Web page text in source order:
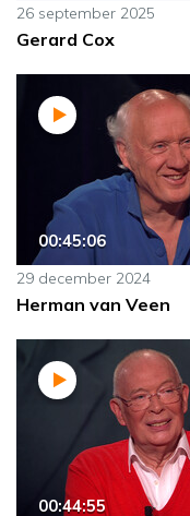
26 september 2025
Gerard Cox
00:45:06
29 december 2024
Herman van Veen
00:44:55